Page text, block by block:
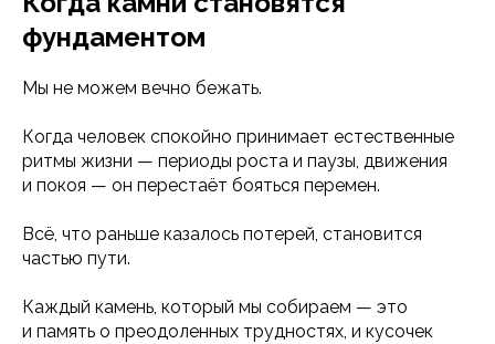
фундаментом
Мы не можем вечно бежать.
Когда человек спокойно принимает естественные
ритмы жизни — периоды роста и паузы, движения
и покоя — он перестаёт бояться перемен.
Всё, что раньше казалось потерей, становится
частью пути.
Каждый камень, который мы собираем — это
и память о преодоленных трудностях, и кусочек